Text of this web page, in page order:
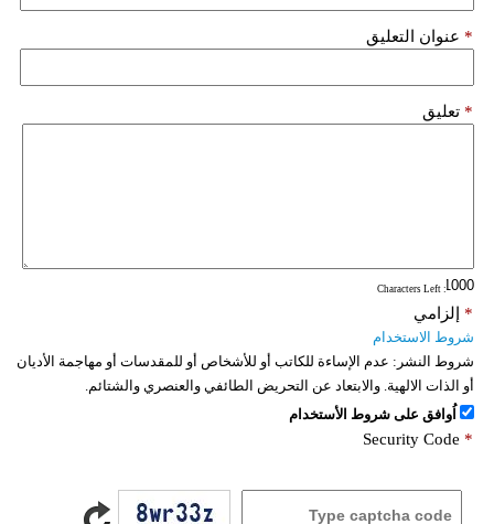
عنوان التعليق *
تعليق *
: Characters Left
إلزامي *
شروط الاستخدام
شروط النشر: عدم الإساءة للكاتب أو للأشخاص أو للمقدسات أو مهاجمة الأديان
أو الذات الالهية. والابتعاد عن التحريض الطائفي والعنصري والشتائم.
اُوافق على شروط الأستخدام
Security Code *